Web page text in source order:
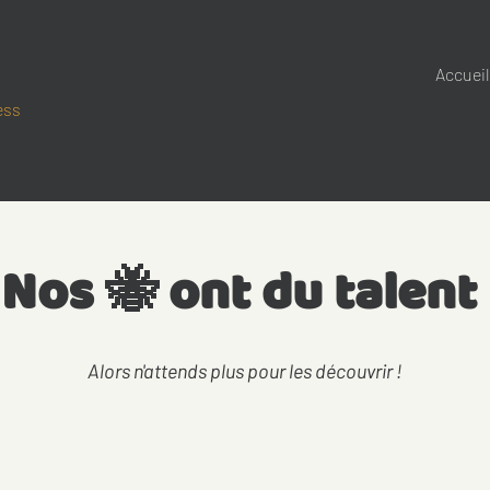
Accueil
Nos 🐝 ont du talent
Alors n'attends plus pour les découvrir !